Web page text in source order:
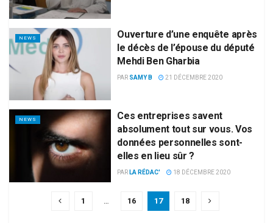
NEWS
Ouverture d’une enquête après
le décès de l’épouse du député
Mehdi Ben Gharbia
PAR SAMY B 21 DÉCEMBRE 2020
NEWS
Ces entreprises savent
absolument tout sur vous. Vos
données personnelles sont-
elles en lieu sûr ?
PAR LA RÉDAC' 18 DÉCEMBRE 2020
1 16 17 18